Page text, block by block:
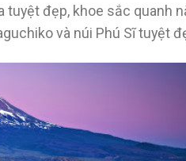
đẹp, khoe sắc quanh
và núi Phú Sĩ tuyệt